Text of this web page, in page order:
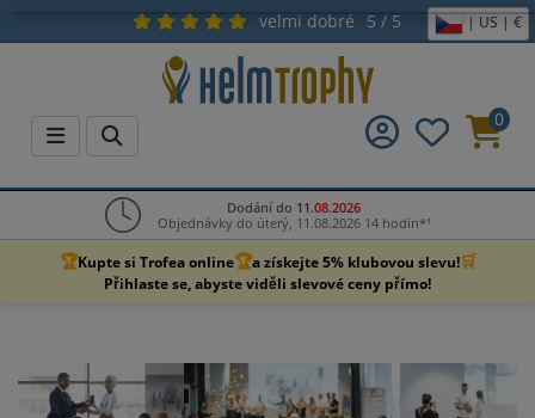
velmi dobré 5 / 5 | US | €
0
Dodání do 11.08.2026
Objednávky do úterý, 11.08.2026 14 hodin*¹
🏆Kupte si Trofea online🏆a získejte 5% klubovou slevu!🛒
Přihlaste se, abyste viděli slevové ceny přímo!